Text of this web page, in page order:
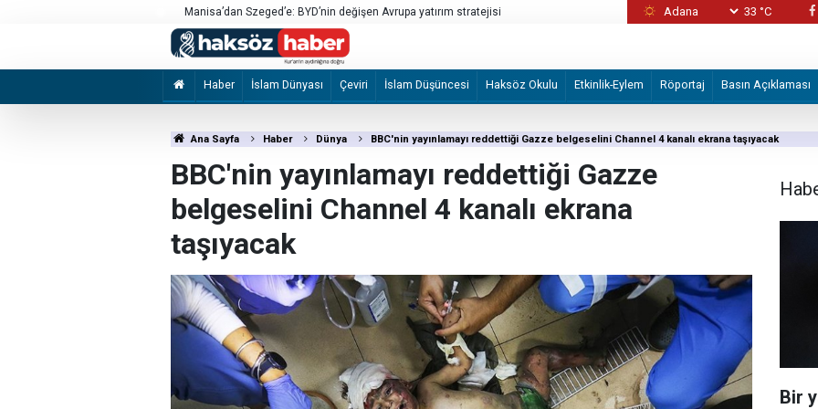
Manisa’dan Szeged’e: BYD’nin değişen Avrupa yatırım stratejisi Katiller önce canlı kalkan olarak kullandı
33 °C
Haber İslam Dünyası Çeviri İslam Düşüncesi Haksöz Okulu Etkinlik-Eylem Röportaj Basın Açıklaması
Ana Sayfa Haber Dünya BBC'nin yayınlamayı reddettiği Gazze belgeselini Channel 4 kanalı ekrana taşıyacak
BBC'nin yayınlamayı reddettiği Gazze
belgeselini Channel 4 kanalı ekrana
taşıyacak
Bir